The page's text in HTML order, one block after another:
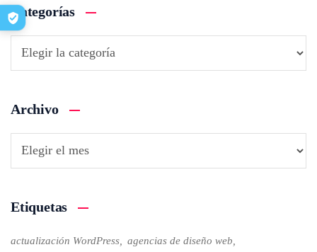
Categorías
Archivo
Etiquetas
actualización WordPress
agencias de diseño web